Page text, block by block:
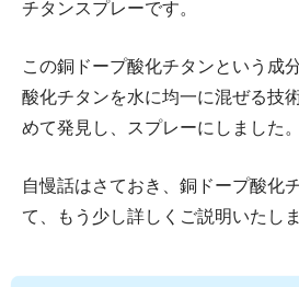
チタンスプレーです。
この銅ドープ酸化チタンという成
酸化チタンを水に均一に混ぜる技
めて発見し、スプレーにしました。
自慢話はさておき、銅ドープ酸化
て、もう少し詳しくご説明いたしま